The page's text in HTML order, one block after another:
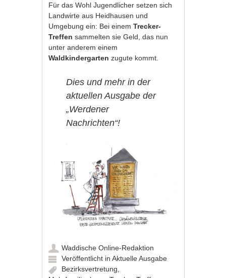
Für das Wohl Jugendlicher setzen sich
Landwirte aus Heidhausen und
Umgebung ein: Bei einemTrecker-
Treffen sammelten sie Geld, das nun
unter anderem einem
Waldkindergarten zugute kommt.
Dies und mehr in der
aktuellen Ausgabe der
„Werdener
Nachrichten“!
Waddische Online-Redaktion
Veröffentlicht inAktuelle Ausgabe
Bezirksvertretung